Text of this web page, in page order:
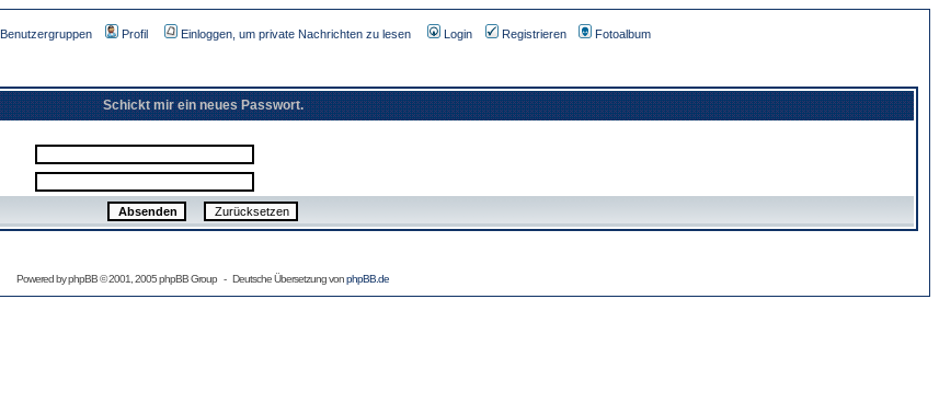
Benutzergruppen Profil Einloggen, um private Nachrichten zu lesen Login Registrieren Fotoalbum
Schickt mir ein neues Passwort.
Powered byphpBB© 2001, 2005 phpBB Group - Deutsche Übersetzung vonphpBB.de